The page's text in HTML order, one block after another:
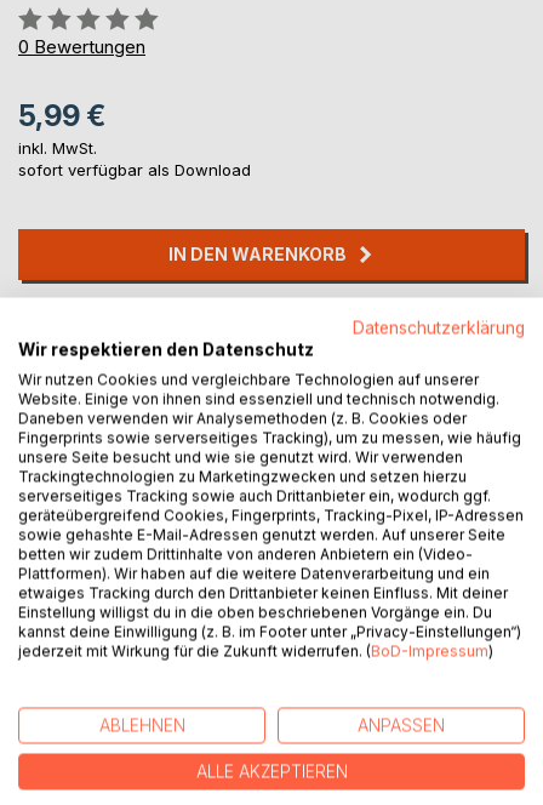
Bewertung::
0%
0 Bewertungen
5,99 €
inkl. MwSt.
sofort verfügbar als Download
IN DEN WARENKORB
Titel bewerten
BESCHREIBUNG
Ein rauer Wind trieb die Wellen am einsamen Strand von
Fuerteventura an die dunklen Steine, und jedes Mal, wenn
sie sich zurückzogen, klickerte es so schön, dass man sich
mit geschlossenen Augen auf der Terrasse seines
Fischerhauses direkt am Strand von Aguas Verdes. Ein
ganz besonderes Stück Erde dachte er, wirklich ein Idyll
und ich habe das Glück hier zu leben.
Datenschutzerklärung
Wir respektieren den Datenschutz
Wir nutzen Cookies und vergleichbare Technologien auf unserer
Website. Einige von ihnen sind essenziell und technisch notwendig.
Daneben verwenden wir Analysemethoden (z. B. Cookies oder
Fingerprints sowie serverseitiges Tracking), um zu messen, wie häufig
unsere Seite besucht und wie sie genutzt wird. Wir verwenden
Trackingtechnologien zu Marketingzwecken und setzen hierzu
serverseitiges Tracking sowie auch Drittanbieter ein, wodurch ggf.
geräteübergreifend Cookies, Fingerprints, Tracking-Pixel, IP-Adressen
sowie gehashte E-Mail-Adressen genutzt werden. Auf unserer Seite
betten wir zudem Drittinhalte von anderen Anbietern ein (Video-
Plattformen). Wir haben auf die weitere Datenverarbeitung und ein
etwaiges Tracking durch den Drittanbieter keinen Einfluss. Mit deiner
Einstellung willigst du in die oben beschriebenen Vorgänge ein. Du
kannst deine Einwilligung (z. B. im Footer unter „Privacy-Einstellungen“)
jederzeit mit Wirkung für die Zukunft widerrufen. (BoD-Impressum)
ABLEHNEN ANPASSEN
ALLE AKZEPTIEREN